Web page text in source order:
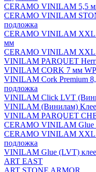
CERAMO VINILAM 5,5
CERAMO VINILAM
подложка
CERAMO VINILAM XXL
мм
CERAMO VINILAM XXL
VINILAM PARQUET
VINILAM CORK 7 мм
VINILAM Cork Premium
подложка
VINILAM Click LVT
VINILAM (Винилам)
VINILAM PARQUET
CERAMO VINILAM Glue
CERAMO VINILAM XXL
подложка
VINILAM Glue (LVT)
ART EAST
ART STONE ARMOR